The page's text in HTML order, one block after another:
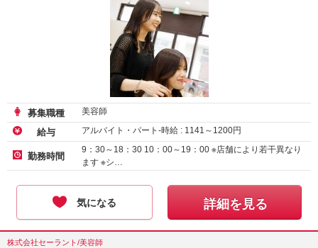
募集職種 美容師
給与 アルバイト・パート-時給 : 1141 ～ 1200円
勤務時間
9：30～18：30 10：00～19：00 ※店舗により若干異なり
ます ※シ…
気になる 詳細を見る
株式会社セーラント/美容師